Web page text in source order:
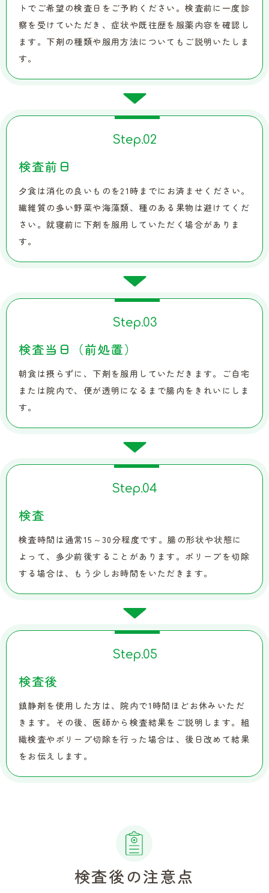
トでご希望の検査日をご予約ください。検査前に一度診
察を受けていただき、症状や既往歴を服薬内容を確認し
ます。下剤の種類や服用方法についてもご説明いたしま
す。
Step.02
検査前日
夕食は消化の良いものを21時までにお済ませください。
繊維質の多い野菜や海藻類、種のある果物は避けてくだ
さい。就寝前に下剤を服用していただく場合がありま
す。
Step.03
検査当日（前処置）
朝食は摂らずに、下剤を服用していただきます。ご自宅
または院内で、便が透明になるまで腸内をきれいにしま
す。
Step.04
検査
検査時間は通常15～30分程度です。腸の形状や状態に
よって、多少前後することがあります。ポリープを切除
する場合は、もう少しお時間をいただきます。
Step.05
検査後
鎮静剤を使用した方は、院内で1時間ほどお休みいただ
きます。その後、医師から検査結果をご説明します。組
織検査やポリープ切除を行った場合は、後日改めて結果
をお伝えします。
検査後の注意点